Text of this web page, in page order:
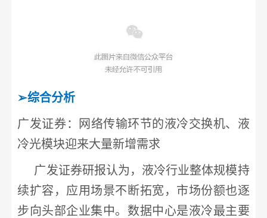
➢综合分析
广发证券：网络传输环节的液冷交换机、液
冷光模块迎来大量新增需求
广发证券研报认为，液冷行业整体规模持
续扩容，应用场景不断拓宽，市场份额也逐
步向头部企业集中。 数据中心是液冷最主要